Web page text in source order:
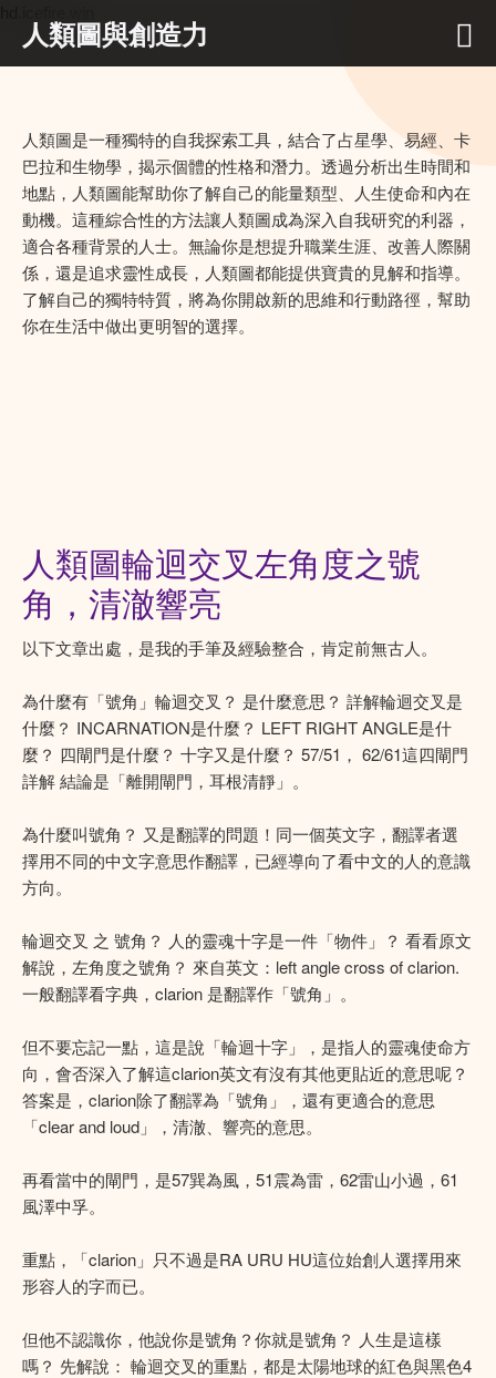
人類圖與創造力
人類圖是一種獨特的自我探索工具，結合了占星學、易經、卡
巴拉和生物學，揭示個體的性格和潛力。透過分析出生時間和
地點，人類圖能幫助你了解自己的能量類型、人生使命和內在
動機。這種綜合性的方法讓人類圖成為深入自我研究的利器，
適合各種背景的人士。無論你是想提升職業生涯、改善人際關
係，還是追求靈性成長，人類圖都能提供寶貴的見解和指導。
了解自己的獨特特質，將為你開啟新的思維和行動路徑，幫助
你在生活中做出更明智的選擇。
人類圖輪迴交叉左角度之號
角，清澈響亮
以下文章出處，是我的手筆及經驗整合，肯定前無古人。
為什麼有「號角」輪迴交叉？ 是什麼意思？ 詳解輪迴交叉是
什麼？ INCARNATION是什麼？ LEFT RIGHT ANGLE是什
麼？ 四閘門是什麼？ 十字又是什麼？ 57/51， 62/61這四閘門
詳解 結論是「離開閘門，耳根清靜」。
為什麼叫號角？ 又是翻譯的問題！同一個英文字，翻譯者選
擇用不同的中文字意思作翻譯，已經導向了看中文的人的意識
方向。
輪迴交叉 之 號角？ 人的靈魂十字是一件「物件」？ 看看原文
解說，左角度之號角？ 來自英文：left angle cross of clarion.
一般翻譯看字典，clarion 是翻譯作「號角」。
但不要忘記一點，這是說「輪迴十字」，是指人的靈魂使命方
向，會否深入了解這clarion英文有沒有其他更貼近的意思呢？
答案是，clarion除了翻譯為「號角」，還有更適合的意思
「clear and loud」，清澈、響亮的意思。
再看當中的閘門，是57巽為風，51震為雷，62雷山小過，61
風澤中孚。
重點，「clarion」只不過是RA URU HU這位始創人選擇用來
形容人的字而已。
但他不認識你，他說你是號角？你就是號角？ 人生是這樣
嗎？ 先解說： 輪迴交叉的重點，都是太陽地球的紅色與黑色4